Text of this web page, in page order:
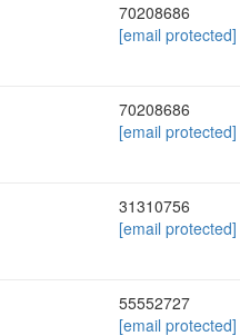
70208686
[email protected]
70208686
[email protected]
31310756
[email protected]
55552727
[email protected]